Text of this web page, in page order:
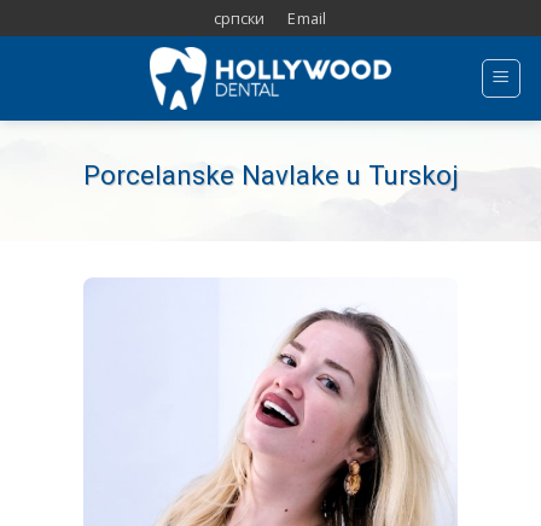
to
српски Email
Porcelanske Navlake u Turskoj